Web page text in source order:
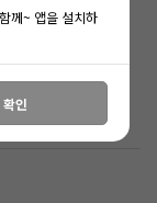
께~ 앱을 설치하
확인